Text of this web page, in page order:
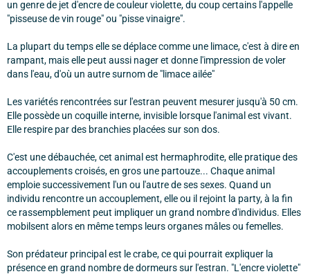
un genre de jet d'encre de couleur violette, du coup certains l'appelle
"pisseuse de vin rouge" ou "pisse vinaigre".
La plupart du temps elle se déplace comme une limace, c'est à dire en
rampant, mais elle peut aussi nager et donne l'impression de voler
dans l'eau, d'où un autre surnom de "limace ailée"
Les variétés rencontrées sur l'estran peuvent mesurer jusqu'à 50 cm.
Elle possède un coquille interne, invisible lorsque l'animal est vivant.
Elle respire par des branchies placées sur son dos.
C'est une débauchée, cet animal est hermaphrodite, elle pratique des
accouplements croisés, en gros une partouze... Chaque animal
emploie successivement l'un ou l'autre de ses sexes. Quand un
individu rencontre un accouplement, elle ou il rejoint la party, à la fin
ce rassempblement peut impliquer un grand nombre d'individus. Elles
mobilsent alors en même temps leurs organes mâles ou femelles.
Son prédateur principal est le crabe, ce qui pourrait expliquer la
présence en grand nombre de dormeurs sur l'estran. "L'encre violette"